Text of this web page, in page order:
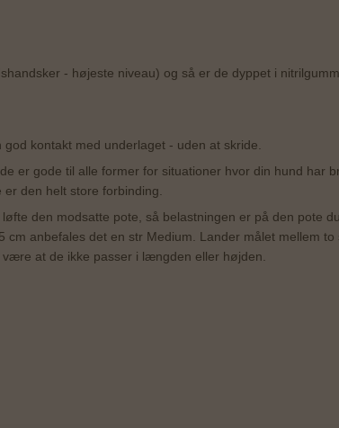
- højeste niveau) og så er de dyppet i
kontakt med underlaget - uden at skride.
er gode til alle former for situationer hvor din hund har
den helt store forbinding.
den modsatte pote, så belastningen er på den pote
anbefales det en str Medium. Lander målet mellem
at de ikke passer i længden eller højden.